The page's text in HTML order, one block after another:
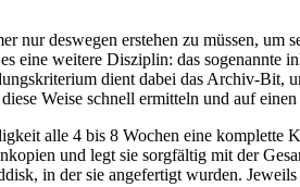
nur deswegen erstehen zu müssen,
eine weitere Disziplin: das
dient dabei das Archiv-
Weise schnell ermitteln und auf
alle 4 bis 8 Wochen eine
und legt sie sorgfältig mit der
in der sie angefertigt wurden.